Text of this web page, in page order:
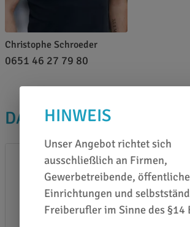
Christophe Schroeder
0651 46 27 79 80
DAS PASST DAZU
HINWEIS
Unser Angebot richtet sich
ausschließlich an Firmen,
Gewerbetreibende, öffentliche
Einrichtungen und
Freiberufler im Sinne des §14